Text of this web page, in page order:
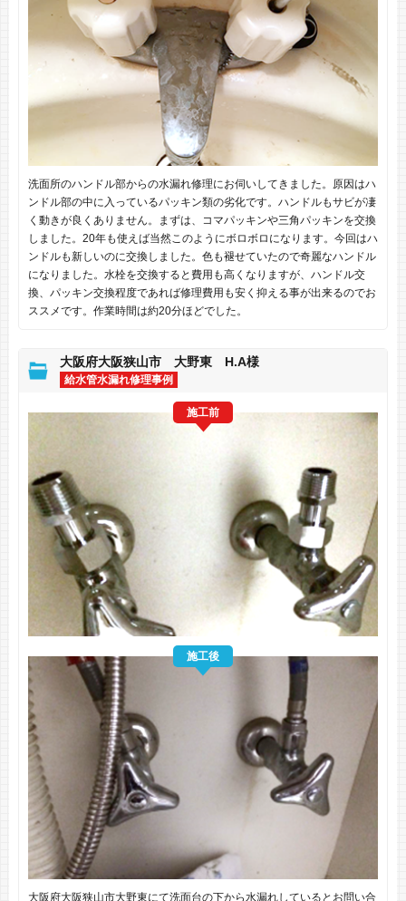
洗面所のハンドル部からの水漏れ修理にお伺いしてきました。原因はハ
ンドル部の中に入っているパッキン類の劣化です。ハンドルもサビが凄
く動きが良くありません。まずは、コマパッキンや三角パッキンを交換
しました。20年も使えば当然このようにボロボロになります。今回はハ
ンドルも新しいのに交換しました。色も褪せていたので奇麗なハンドル
になりました。水栓を交換すると費用も高くなりますが、ハンドル交
換、パッキン交換程度であれば修理費用も安く抑える事が出来るのでお
ススメです。作業時間は約20分ほどでした。
大阪府大阪狭山市 大野東 H.A様
給水管水漏れ修理事例
施工前
施工後
大阪府大阪狭山市大野東にて洗面台の下から水漏れしているとお問い合